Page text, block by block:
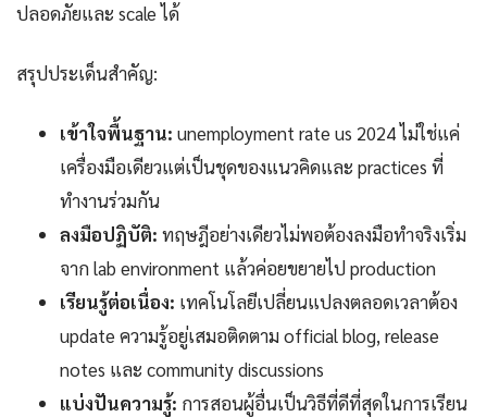
ปลอดภัยและ scale ได้
สรุปประเด็นสำคัญ:
เข้าใจพื้นฐาน: unemployment rate us 2024 ไม่ใช่แค่
เครื่องมือเดียวแต่เป็นชุดของแนวคิดและ practices ที่
ทำงานร่วมกัน
ลงมือปฏิบัติ: ทฤษฎีอย่างเดียวไม่พอต้องลงมือทำจริงเริ่ม
จาก lab environment แล้วค่อยขยายไป production
เรียนรู้ต่อเนื่อง: เทคโนโลยีเปลี่ยนแปลงตลอดเวลาต้อง
update ความรู้อยู่เสมอติดตาม official blog, release
notes และ community discussions
แบ่งปันความรู้: การสอนผู้อื่นเป็นวิธีที่ดีที่สุดในการเรียน